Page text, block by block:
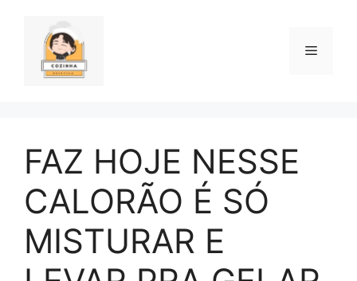
conteúdo
Menu
FAZ HOJE NESSE
CALORÃO É SÓ
MISTURAR E